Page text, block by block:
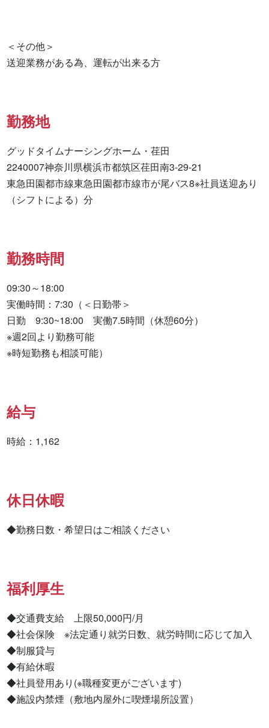
＜その他＞
送迎業務がある為、運転が出来る方
勤務地
グッドタイムナーシングホーム・荏田
2240007神奈川県横浜市都筑区荏田南3-29-21
東急田園都市線東急田園都市線市が尾バス8※社員送迎あり
（シフトによる）分
勤務時間
09:30～18:00
実働時間：7:30（＜日勤帯＞
日勤　9:30~18:00　実働7.5時間（休憩60分）
※週2回より勤務可能
※時短勤務も相談可能）
給与
時給：1,162
休日休暇
◆勤務日数・希望日はご相談ください
福利厚生
◆交通費支給　上限50,000円/月
◆社会保険　※法定通り就労日数、就労時間に応じて加入
◆制服貸与
◆有給休暇
◆社員登用あり(※職種変更がございます)
◆施設内禁煙（敷地内屋外に喫煙場所設置）